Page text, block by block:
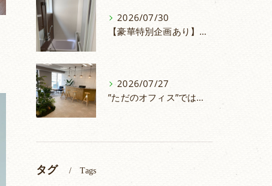
2026/07/30
【豪華特別企画あり】浴室リフォームでお掃除ラクラク＆安心のお風呂へ
2026/07/27
”ただのオフィス”ではない！人が集うシェアオフィスづくり
タグ Tags